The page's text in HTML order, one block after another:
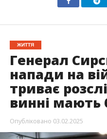
ЖИТТЯ
Генерал
напади на
триває
винні мають
Опубліковано 03.02.2025